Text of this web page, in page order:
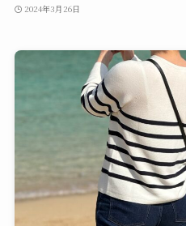
2024年3月26日